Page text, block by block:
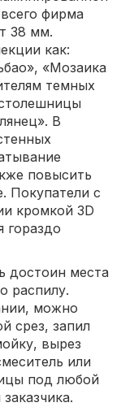
фирма
38 мм.
как:
«Мозаика
темных
В
повысить
Покупатели с
кромкой 3D
гораздо
достоин места
распилу.
можно
срез, запил
вырез
или
под любой